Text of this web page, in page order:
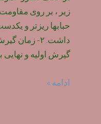
حبابها ریزتر و
داشت. ۲-
گیرش اولیه و نهایی
تاثیر
ادامه »